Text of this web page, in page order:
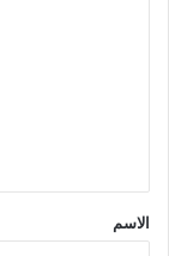
*
الاسم